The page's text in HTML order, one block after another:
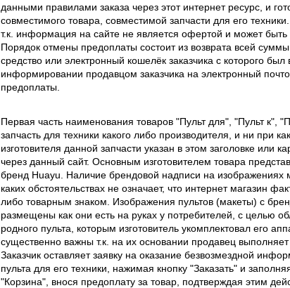
данными правилами заказа через этот интернет ресурс, и
совместимого товара, совместимой запчасти для его
т.к. информация на сайте не является офертой и может
Порядок отмены предоплаты состоит из возврата всей
средство или электронный кошелёк заказчика с которого
информировании продавцом заказчика на электронный
предоплаты.
Первая часть наименования товаров "Пульт для", "Пульт к",
запчасть для техники какого либо производителя, и ни при
изготовителя данной запчасти указан в этом заголовке или
через данный сайт. Основным изготовителем товара
бренд Huayu. Наличие брендовой надписи на изображениях
каких обстоятельствах не означает, что интернет магазин
либо товарным знаком. Изображения пультов (макеты) с
размещены как они есть на руках у потребителей, с целью
родного пульта, которым изготовитель укомплектовал его
существенно важны т.к. на их основании продавец выполняет
Заказчик оставляет заявку на оказание безвозмездной
пульта для его техники, нажимая кнопку "Заказать" и
"Корзина", внося предоплату за товар, подтверждая этим